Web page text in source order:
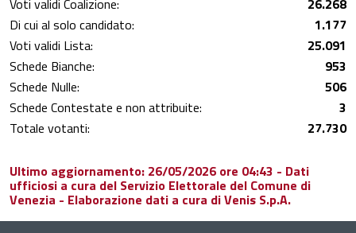
Voti validi Coalizione:
26.268
Di cui al solo candidato:
1.177
Voti validi Lista:
25.091
Schede Bianche:
953
Schede Nulle:
506
Schede Contestate e non attribuite:
3
Totale votanti:
27.730
Ultimo aggiornamento: 26/05/2026 ore 04:43 - Dati
ufficiosi a cura del Servizio Elettorale del Comune di
Venezia - Elaborazione dati a cura di Venis S.p.A.